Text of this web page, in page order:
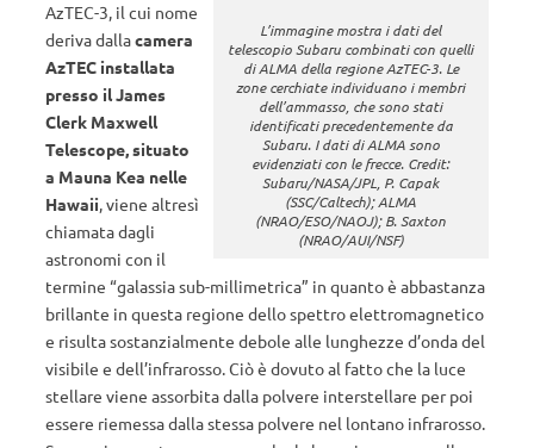
L’immagine mostra i dati del
telescopio Subaru combinati con quelli
di ALMA della regione AzTEC-3. Le
zone cerchiate individuano i membri
dell’ammasso, che sono stati
identificati precedentemente da
Subaru. I dati di ALMA sono
evidenziati con le frecce. Credit:
Subaru/NASA/JPL, P. Capak
(SSC/Caltech); ALMA
(NRAO/ESO/NAOJ); B. Saxton
(NRAO/AUI/NSF)
AzTEC-3, il cui nome
deriva dallacamera
AzTEC installata
presso il James
Clerk Maxwell
Telescope, situato
a Mauna Kea nelle
Hawaii, viene altresì
chiamata dagli
astronomi con il
termine “galassia sub-millimetrica” in quanto è abbastanza
brillante in questa regione dello spettro elettromagnetico
e risulta sostanzialmente debole alle lunghezze d’onda del
visibile e dell’infrarosso. Ciò è dovuto al fatto che la luce
stellare viene assorbita dalla polvere interstellare per poi
essere riemessa dalla stessa polvere nel lontano infrarosso.